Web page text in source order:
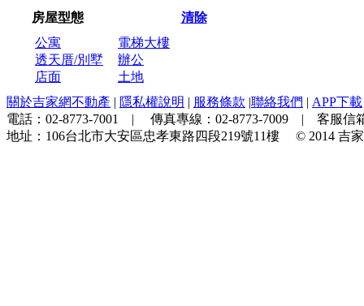
房屋型態
清除
公寓
電梯大樓
透天厝/別墅
辦公
店面
土地
關於吉家網不動產 | 隱私權說明 | 服務條款 |聯絡我們 | APP下載
電話： 02-8773-7001 | 傳真專線： 02-8773-7009 | 客服信
地址： 106台北市大安區忠孝東路四段219號11樓 © 2014 吉